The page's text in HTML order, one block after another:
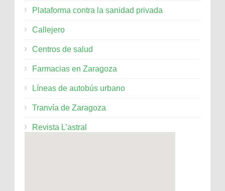
Plataforma contra la sanidad privada
Callejero
Centros de salud
Farmacias en Zaragoza
Líneas de autobús urbano
Tranvía de Zaragoza
Revista L’astral